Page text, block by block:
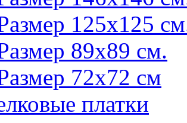
125х125
89х89 см.
72x72 см
платки